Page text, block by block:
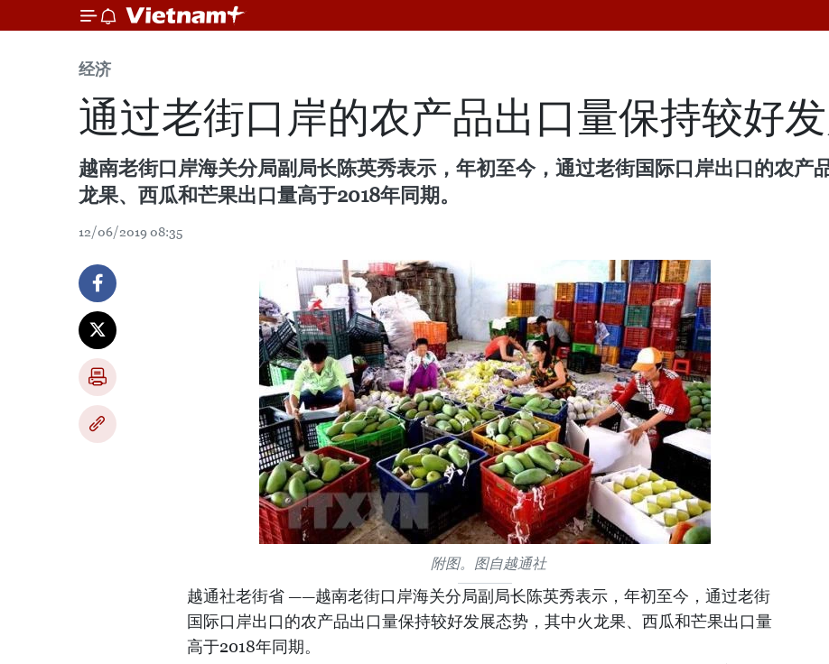
经济
通过老街口岸的农产品出口量保持较好
越南老街口岸海关分局副局长陈英秀表示，年初至今，通过老街国际口岸出口的农产
龙果、西瓜和芒果出口量高于2018年同期。
12/06/2019 08:35
附图。图自越通社
越通社老街省 ——越南老街口岸海关分局副局长陈英秀表示，年初至今，通过老街
国际口岸出口的农产品出口量保持较好发展态势，其中火龙果、西瓜和芒果出口量
高于2018年同期。